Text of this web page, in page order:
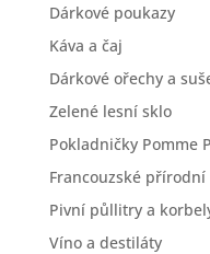
Dárkové poukazy
Káva a čaj
Dárkové ořechy a
Zelené lesní sklo
Pokladničky Pomme
Francouzské
Pivní půllitry a
Víno a destiláty